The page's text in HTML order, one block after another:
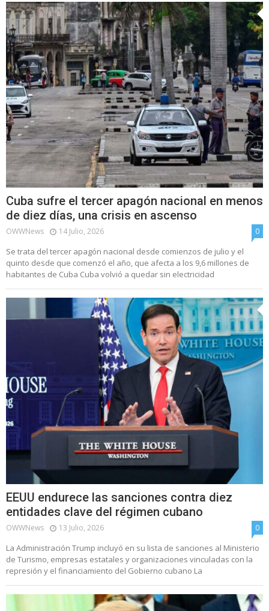
Cuba sufre el tercer apagón nacional en menos
de diez días, una crisis en ascenso
OWWNews 14 Julio, 2026 0
Se trata del tercer apagón nacional desde comienzos de julio y el
quinto desde que comenzó el año, que afecta a los 9,6 millones de
habitantes de Cuba Cuba volvió a quedar sin electricidad
EEUU endurece las sanciones contra diez
entidades clave del régimen cubano
OWWNews 13 Julio, 2026 0
La Administración Trump incluyó en su lista de sanciones al Ministerio
de Turismo, empresas estatales y organizaciones vinculadas con la
represión y el financiamiento del Gobierno cubano La